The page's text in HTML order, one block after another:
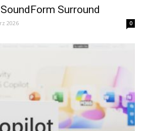
Surround
2026 0